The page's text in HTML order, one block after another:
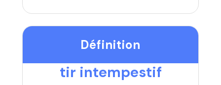
Définition
tir intempestif